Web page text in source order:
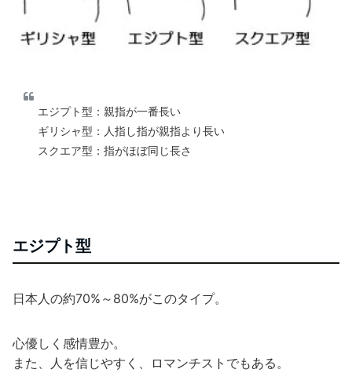
エジプト型：親指が一番長い
ギリシャ型：人指し指が親指より長い
スクエア型：指がほぼ同じ長さ
エジプト型
日本人の約70%～80%がこのタイプ。
心優しく感情豊か。
また、人を信じやすく、ロマンチストでもある。